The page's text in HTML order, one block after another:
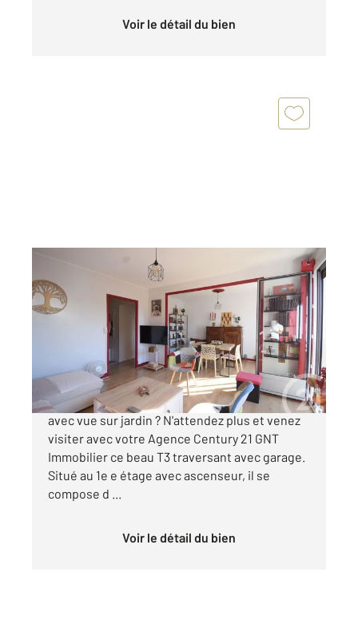
Voir le détail du bien
67,15 m
Ref : 1953
Appartement à vendre
119 000 €
Vous recherchez un appartement sans travaux
avec vue sur jardin ? N'attendez plus et venez
visiter avec votre Agence Century 21 GNT
Immobilier ce beau T3 traversant avec garage.
Situé au 1e e étage avec ascenseur, il se
compose d ...
Voir le détail du bien